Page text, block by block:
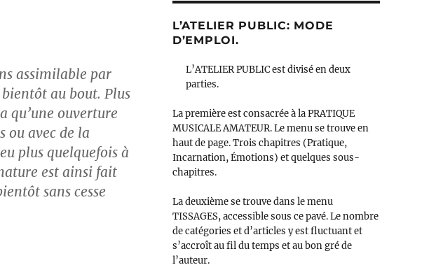
assimilable par
au bout. Plus
qu’une ouverture
ou avec de la
plus quelquefois à
est ainsi fait
sans cesse
L’ATELIER PUBLIC: MODE
D’EMPLOI.
L’ATELIER PUBLIC est divisé en deux
parties.
La première est consacrée à la PRATIQUE
MUSICALE AMATEUR. Le menu se trouve en
haut de page. Trois chapitres (Pratique,
Incarnation, Émotions) et quelques sous-
chapitres.
La deuxième se trouve dans le menu
TISSAGES, accessible sous ce pavé. Le nombre
de catégories et d’articles y est fluctuant et
s’accroît au fil du temps et au bon gré de
l’auteur.